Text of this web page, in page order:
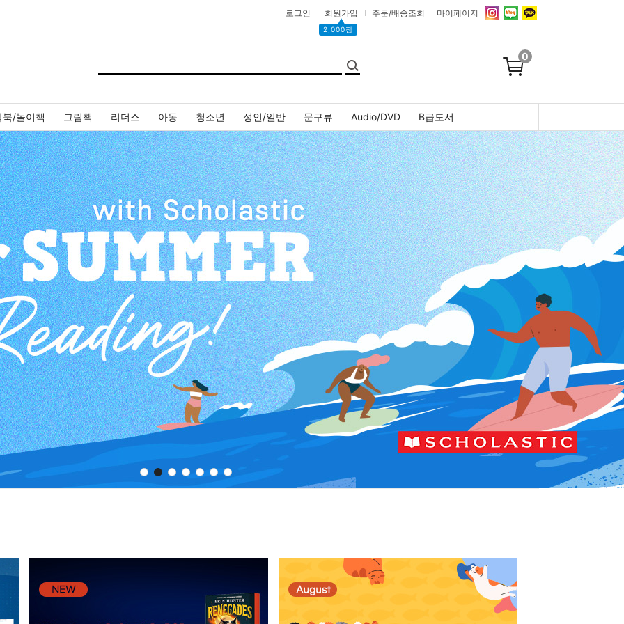
로그인 회원가입
▲
2,000점
주문/배송조회 마이페이지
0
북/놀이책 그림책 리더스 아동 청소년 성인/일반 문구류 Audio/DVD B급도서